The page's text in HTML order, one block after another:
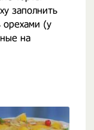
заполнить
орехами (у
на